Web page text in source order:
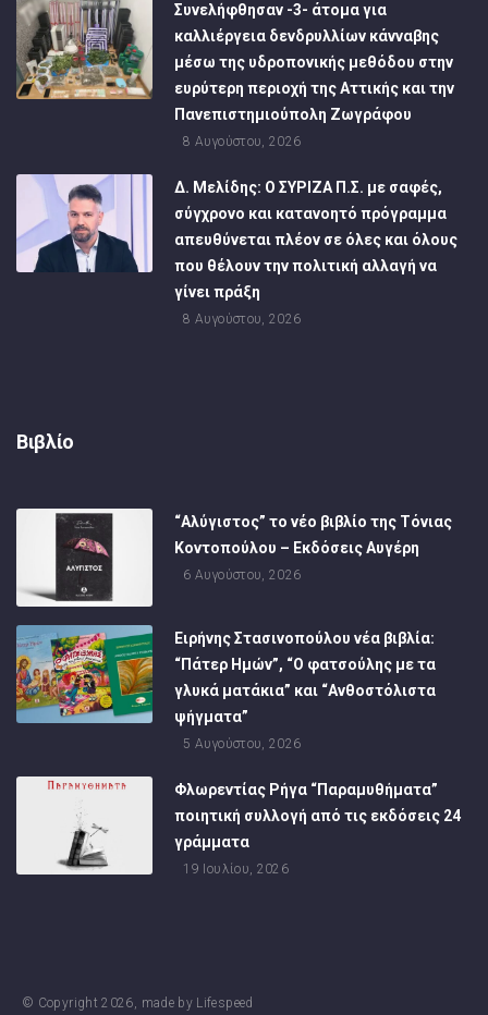
Συνελήφθησαν -3- άτομα για
καλλιέργεια δενδρυλλίων κάνναβης
μέσω της υδροπονικής μεθόδου στην
ευρύτερη περιοχή της Αττικής και την
Πανεπιστημιούπολη Ζωγράφου
8 Αυγούστου, 2026
Δ. Μελίδης: Ο ΣΥΡΙΖΑ Π.Σ. με σαφές,
σύγχρονο και κατανοητό πρόγραμμα
απευθύνεται πλέον σε όλες και όλους
που θέλουν την πολιτική αλλαγή να
γίνει πράξη
8 Αυγούστου, 2026
Βιβλίο
“Αλύγιστος” το νέο βιβλίο της Τόνιας
Κοντοπούλου – Εκδόσεις Αυγέρη
6 Αυγούστου, 2026
Ειρήνης Στασινοπούλου νέα βιβλία:
“Πάτερ Ημών”, “Ο φατσούλης με τα
γλυκά ματάκια” και “Ανθοστόλιστα
ψήγματα”
5 Αυγούστου, 2026
Φλωρεντίας Ρήγα “Παραμυθήματα”
ποιητική συλλογή από τις εκδόσεις 24
γράμματα
19 Ιουλίου, 2026
© Copyright2026, made by Lifespeed